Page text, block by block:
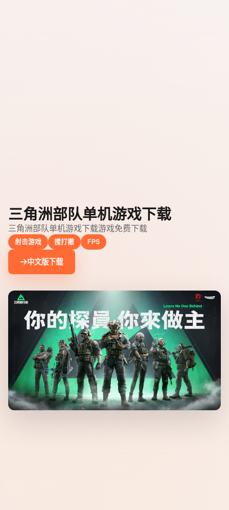
三角洲部队单机游戏下载
三角洲部队单机游戏下载游戏免费下载
射击游戏 搜打撤 FPS
中文版下载